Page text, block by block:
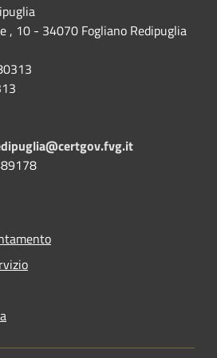
, 10 - 34070 Fogliano Redipuglia